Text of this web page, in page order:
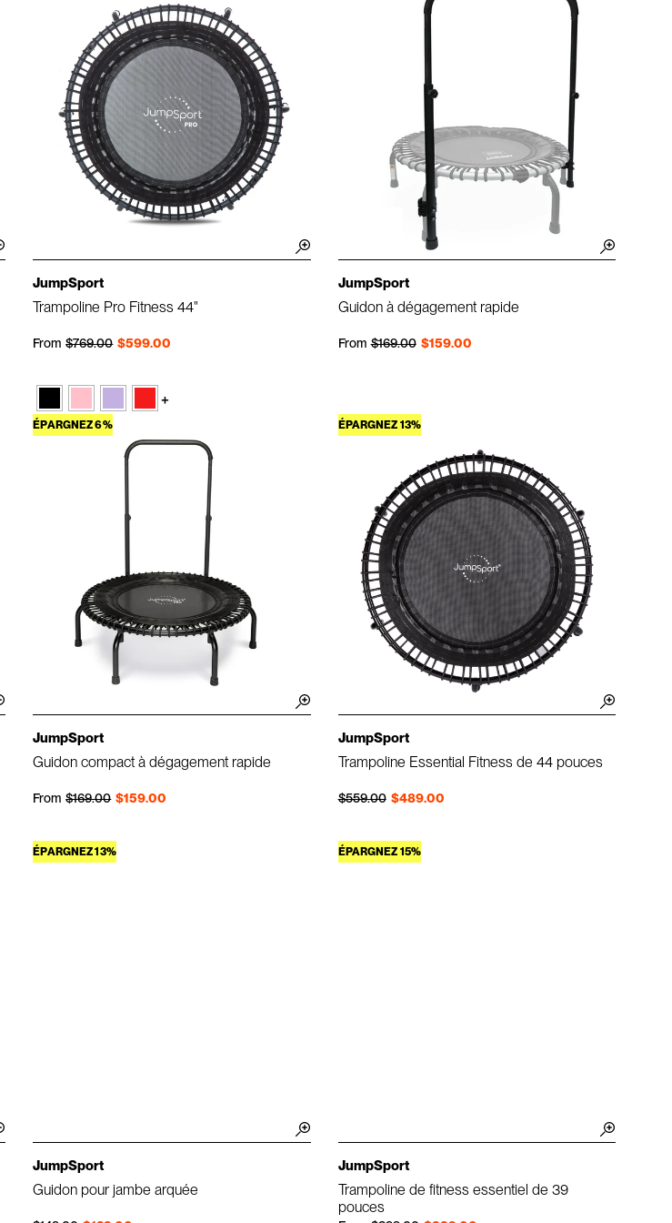
JumpSport
Trampoline Pro Fitness 44"
From $599.00
Prix régulier
$769.00
Prix réduit
+
JumpSport
Guidon à dégagement rapide
From $159.00
Prix régulier
$169.00
Prix réduit
ÉPARGNEZ 6%
JumpSport
Guidon compact à dégagement rapide
From $159.00
Prix régulier
$169.00
Prix réduit
ÉPARGNEZ 13%
JumpSport
Trampoline Essential Fitness de 44 pouces
$489.00
Prix régulier
$559.00
Prix réduit
ÉPARGNEZ 13%
JumpSport
Guidon pour jambe arquée
ÉPARGNEZ 15%
JumpSport
Trampoline de fitness essentiel de 39
pouces